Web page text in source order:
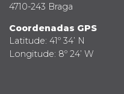
4710-243 Braga
Coordenadas GPS
Latitude: 41º 34’ N
Longitude: 8º 24’ W